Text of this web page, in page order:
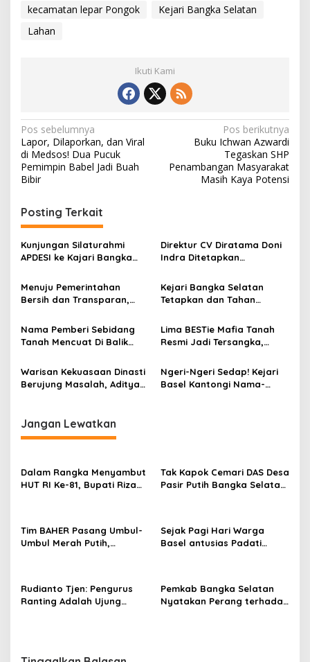
kecamatan lepar Pongok
Kejari Bangka Selatan
Lahan
Ikuti Kami
Navigasi
pos
Pos sebelumnya
Lapor, Dilaporkan, dan Viral
di Medsos! Dua Pucuk
Pemimpin Babel Jadi Buah
Bibir
Pos berikutnya
Buku Ichwan Azwardi
Tegaskan SHP
Penambangan Masyarakat
Masih Kaya Potensi
Posting Terkait
Kunjungan Silaturahmi
APDESI ke Kajari Bangka
Pemerintah Desa dan
Penegakan Hukum
Direktur CV Diratama Doni
Indra Ditetapkan
Kelola Timah
Menuju Pemerintahan
Bersih dan Transparan,
Gelar Sosialisasi Good
Governance
Kejari Bangka Selatan
Tetapkan dan Tahan
Korupsi Tata Kelola Timah
Nama Pemberi Sebidang
Tanah Mencuat Di Balik
Miliar, Seberapa Kuat
Peran Aktor Non-Birokrasi
Lima BESTie Mafia Tanah
Resmi Jadi Tersangka,
Warisan Kekuasaan Dinasti
Berujung Masalah, Aditya
Perkara Mafia Tanah
Ngeri-Ngeri Sedap! Kejari
Basel Kantongi Nama-
Jangan Lewatkan
Dalam Rangka Menyambut
HUT RI Ke-81, Bupati Riza
Kendaraan Bermotor
Tak Kapok Cemari DAS Desa
Pasir Putih Bangka Selatan,
Tim BAHER Pasang Umbul-
Umbul Merah Putih,
Sejak Pagi Hari Warga
Basel antusias Padati
Kesehatan Gratis Hingga
Khitanan Massal
Rudianto Tjen: Pengurus
Ranting Adalah Ujung
Pemkab Bangka Selatan
Nyatakan Perang terhadap